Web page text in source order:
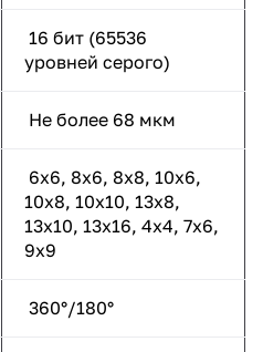
16 бит (65536
уровней серого)
Не более 68 мкм
6х6, 8х6, 8х8, 10х6,
10х8, 10х10, 13х8,
13х10, 13х16, 4х4, 7х6,
9х9
360°/180°